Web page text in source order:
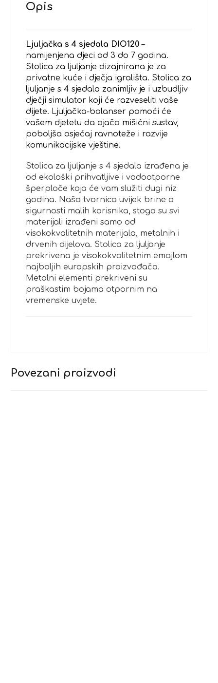
Opis
Ljuljačka s 4 sjedala DIO120 –
namijenjena djeci od 3 do 7 godina.
Stolica za ljuljanje dizajnirana je za
privatne kuće i dječja igrališta. Stolica za
ljuljanje s 4 sjedala zanimljiv je i uzbudljiv
dječji simulator koji će razveseliti vaše
dijete. Ljuljačka-balanser pomoći će
vašem djetetu da ojača mišićni sustav,
poboljša osjećaj ravnoteže i razvije
komunikacijske vještine.
Stolica za ljuljanje s 4 sjedala izrađena je
od ekološki prihvatljive i vodootporne
šperploče koja će vam služiti dugi niz
godina. Naša tvornica uvijek brine o
sigurnosti malih korisnika, stoga su svi
materijali izrađeni samo od
visokokvalitetnih materijala, metalnih i
drvenih dijelova. Stolica za ljuljanje
prekrivena je visokokvalitetnim emajlom
najboljih europskih proizvođača.
Metalni elementi prekriveni su
praškastim bojama otpornim na
vremenske uvjete.
Povezani proizvodi